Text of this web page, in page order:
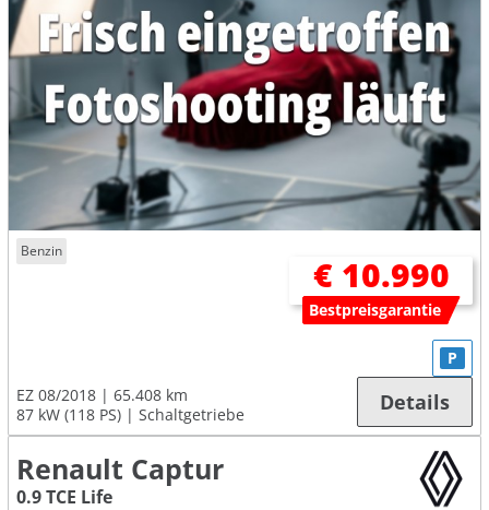
Benzin
€ 10.990
Bestpreisgarantie
EZ 08/2018
65.408 km
87 kW (118 PS)
Schaltgetriebe
P
Details
Renault Captur
0.9 TCE Life